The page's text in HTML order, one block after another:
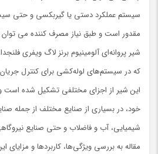
سیستم عملکرد دستی یا گیربکسی و حتی
مقدور است و طبق نیاز مصرف کننده می
شیر پروانه‌ای آلومینیوم برنز لاگ ویفری
که در سیستم‌های لوله‌کشی برای کنترل
این شیر از اجزای مختلفی تشکیل شده
خود، در بسیاری از صنایع مختلف از جمله
شیمیایی، آب و فاضلاب و حتی صنایع
مقاله به بررسی ویژگی‌ها، کاربردها و